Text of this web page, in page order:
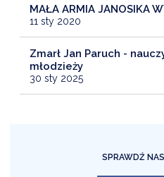
MAŁA ARMIA JANOSIKA
11 sty 2020
Zmarł Jan Paruch -
młodzieży
30 sty 2025
SPRAWDŹ